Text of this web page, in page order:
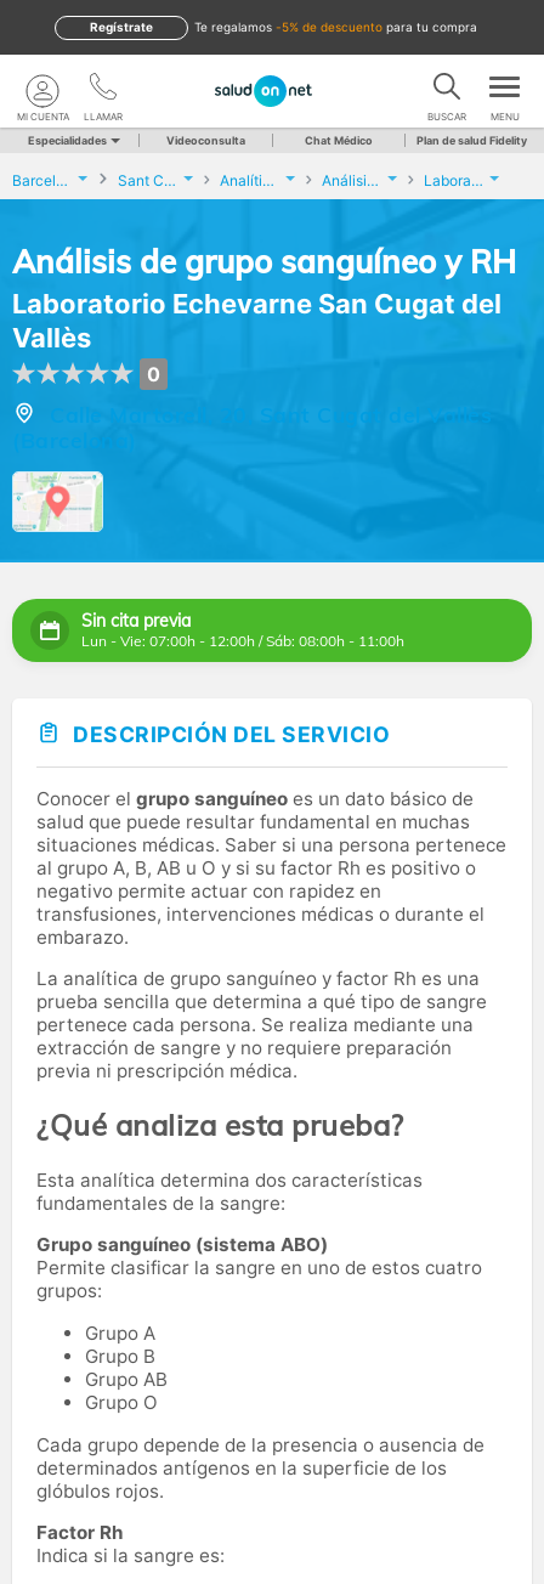
te regalamos -5% de descuento para tu compra
Regístrate
LLAMAR
MI CUENTA BUSCAR MENU
Especialidades Videoconsulta Chat Médico Plan de salud Fidelity
Barcelona Sant Cugat del Vallès Analíticas y Genética Análisis de grupo sanguíneo y RH Laboratorio Echevarne San Cugat del Vallès
Análisis de grupo sanguíneo y RH
Laboratorio Echevarne San Cugat del
Vallès
0
Calle Martorell, 20, Sant Cugat del Vallès
Sin cita previa
Lun - Vie: 07:00h - 12:00h / Sáb: 08:00h - 11:00h
DESCRIPCIÓN DEL SERVICIO
Conocer el grupo sanguíneo es un dato básico de
salud que puede resultar fundamental en muchas
situaciones médicas. Saber si una persona pertenece
al grupo A, B, AB u O y si su factor Rh es positivo o
negativo permite actuar con rapidez en
transfusiones, intervenciones médicas o durante el
embarazo.
La analítica de grupo sanguíneo y factor Rh es una
prueba sencilla que determina a qué tipo de sangre
pertenece cada persona. Se realiza mediante una
extracción de sangre y no requiere preparación
previa ni prescripción médica.
¿Qué analiza esta prueba?
Esta analítica determina dos características
fundamentales de la sangre:
Grupo sanguíneo (sistema ABO)
Permite clasificar la sangre en uno de estos cuatro
grupos:
Grupo A
Grupo B
Grupo AB
Grupo O
Cada grupo depende de la presencia o ausencia de
determinados antígenos en la superficie de los
glóbulos rojos.
Factor Rh
Indica si la sangre es: